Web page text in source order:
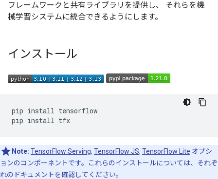
フレームワークと共有ライブラリを提供し、 それらを機
械学習システムに統合できるようにします。
インストール
pip install tensorflow
Note: TensorFlow Serving, TensorFlow JS, TensorFlow Lite オプシ
ョンのコンポーネントです。これらのインストールについては、それぞ
れのドキュメントを確認してください。